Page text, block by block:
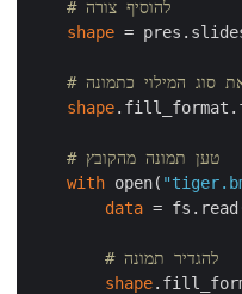
# להוסיף צורה
shape =
את סוג המילוי כתמונה
shape
# טען תמונה מהקובץ
with open(
data =
# להגדיר תמונה
shape